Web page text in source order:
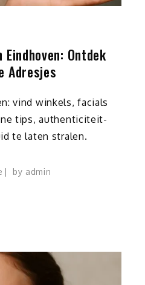
Ontdek
Adresjes
vind winkels, facials
tips, authenticiteit-
te laten stralen.
by admin